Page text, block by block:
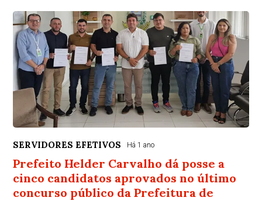
SERVIDORES EFETIVOS Há 1 ano
Prefeito Helder Carvalho dá posse a
cinco candidatos aprovados no último
concurso público da Prefeitura de